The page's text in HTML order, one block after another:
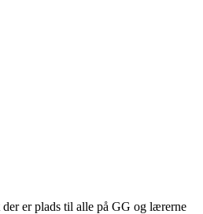
er plads til alle på GG og lærerne